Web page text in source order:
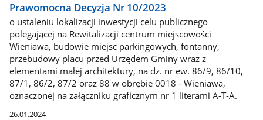
Prawomocna Decyzja Nr 10/2023
o ustaleniu lokalizacji inwestycji celu publicznego
polegającej na Rewitalizacji centrum miejscowości
Wieniawa, budowie miejsc parkingowych, fontanny,
przebudowy placu przed Urzędem Gminy wraz z
elementami małej architektury, na dz. nr ew. 86/9, 86/10,
87/1, 86/2, 87/2 oraz 88 w obrębie 0018 - Wieniawa,
oznaczonej na załączniku graficznym nr 1 literami A-T-A.
26.01.2024